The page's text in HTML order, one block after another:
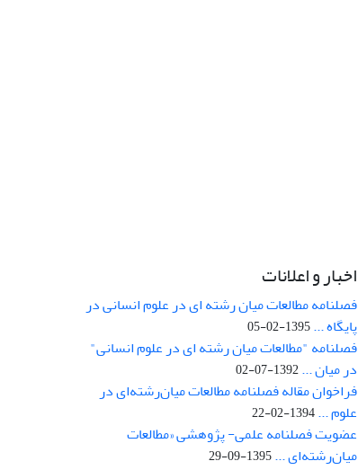
اخبار و اعلانات
فصلنامه مطالعات میان رشته ای در علوم انسانی در
پایگاه ...1395-02-05
فصلنامه "مطالعات میان رشته ای در علوم انسانی"
در میان ...1392-07-02
فراخوان مقاله فصلنامه مطالعات میان‌رشته‌ای در
علوم ...1394-02-22
عضویت فصلنامه علمی- پژوهشی «مطالعات
میان‌رشته‌ای ...1395-09-29